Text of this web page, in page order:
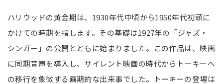
ハリウッドの黄金期は、1930年代中頃から1950年代初頭に
かけての時期を指します。その基礎は1927年の「ジャズ・
シンガー」の公開とともに始まりました。この作品は、映画
に同期音声を導入し、サイレント映画の時代からトーキーへ
の移行を象徴する画期的な出来事でした。トーキーの登場は